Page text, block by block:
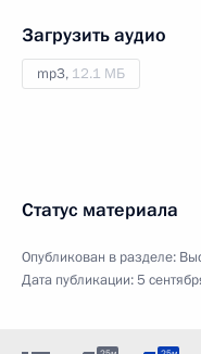
Загрузить аудио
mp3, 12.1 МБ
Статус материала
Опубликован в разделе:
Дата публикации:5